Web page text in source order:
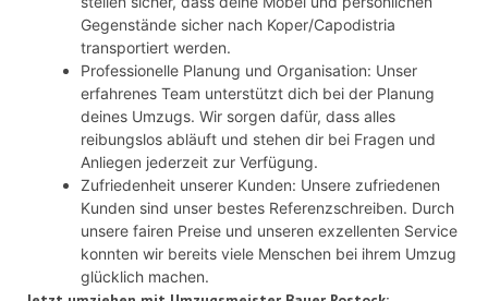
Gegenstände sicher nach Koper/Capodistria
transportiert werden.
Professionelle Planung und Organisation: Unser
erfahrenes Team unterstützt dich bei der Planung
deines Umzugs. Wir sorgen dafür, dass alles
reibungslos abläuft und stehen dir bei Fragen und
Anliegen jederzeit zur Verfügung.
Zufriedenheit unserer Kunden: Unsere zufriedenen
Kunden sind unser bestes Referenzschreiben. Durch
unsere fairen Preise und unseren exzellenten Service
konnten wir bereits viele Menschen bei ihrem Umzug
glücklich machen.